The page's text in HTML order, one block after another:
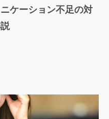
ケーション不足の対